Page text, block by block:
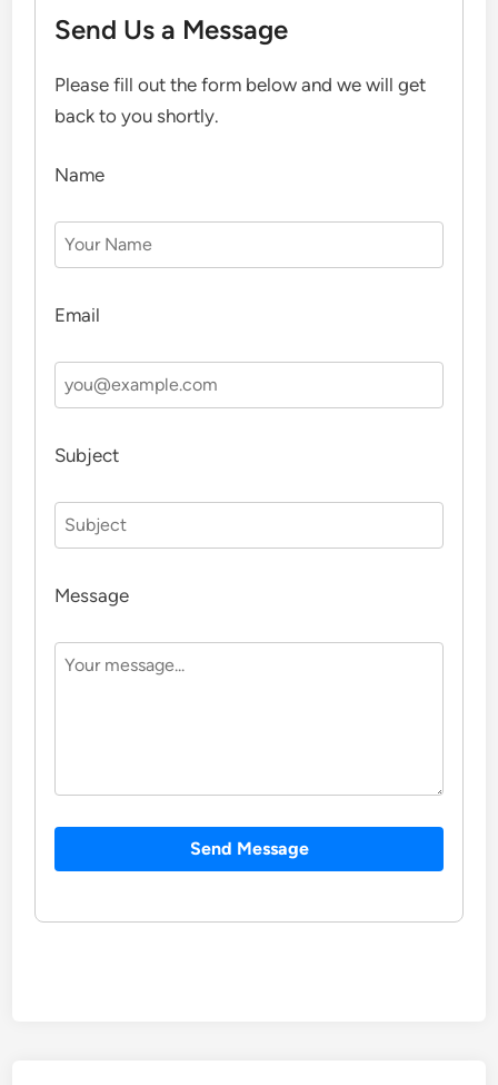
Send Us a Message
Please fill out the form below and we will get
back to you shortly.
Name
Email
Subject
Message
Send Message